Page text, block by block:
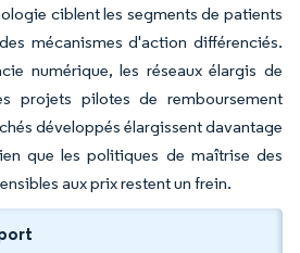
ciblent les segments de patients
mécanismes d'action différenciés.
numérique, les réseaux élargis de
projets pilotes de remboursement
développés élargissent davantage
que les politiques de maîtrise des
aux prix restent un frein.